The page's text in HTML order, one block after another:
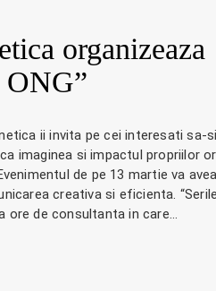
organizeaza
ONG”
ii invita pe cei interesati sa-si
imaginea si impactul propriilor
Evenimentul de pe 13 martie va
creativa si eficienta. “Serile
ore de consultanta in care…